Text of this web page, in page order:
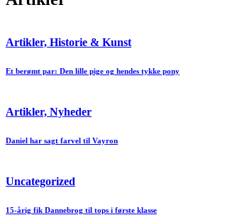
Artikler, Historie & Kunst
Et berømt par: Den lille pige og hendes tykke pony
Artikler, Nyheder
Daniel har sagt farvel til Vayron
Uncategorized
15-årig fik Dannebrog til tops i første klasse